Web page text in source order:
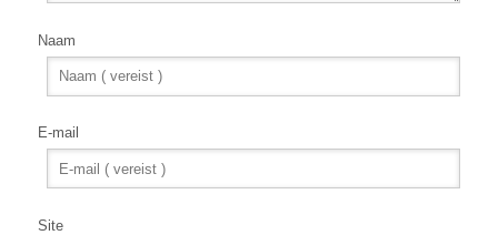
Naam
E-mail
Site